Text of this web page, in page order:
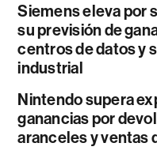
Siemens eleva por
su previsión de
centros de datos y
industrial
Nintendo supera
ganancias por
aranceles y ventas